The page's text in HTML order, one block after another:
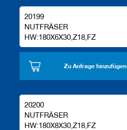
20199
NUTFRÄSER
HW:180X6X30,Z18,FZ
Zu Anfrage hinzufügen
20200
NUTFRÄSER
HW:180X8X30,Z18,FZ